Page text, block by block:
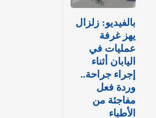
بالفيديو: زلزال
يهز غرفة
عمليات في
اليابان أثناء
إجراء جراحة..
وردة فعل
مفاجئة من
الأطباء